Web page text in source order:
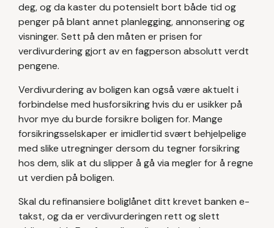
deg, og da kaster du potensielt bort både tid og
penger på blant annet planlegging, annonsering og
visninger. Sett på den måten er prisen for
verdivurdering gjort av en fagperson absolutt verdt
pengene.
Verdivurdering av boligen kan også være aktuelt i
forbindelse med husforsikring hvis du er usikker på
hvor mye du burde forsikre boligen for. Mange
forsikringsselskaper er imidlertid svært behjelpelige
med slike utregninger dersom du tegner forsikring
hos dem, slik at du slipper å gå via megler for å regne
ut verdien på boligen.
Skal du refinansiere boliglånet ditt krevet banken e-
takst, og da er verdivurderingen rett og slett